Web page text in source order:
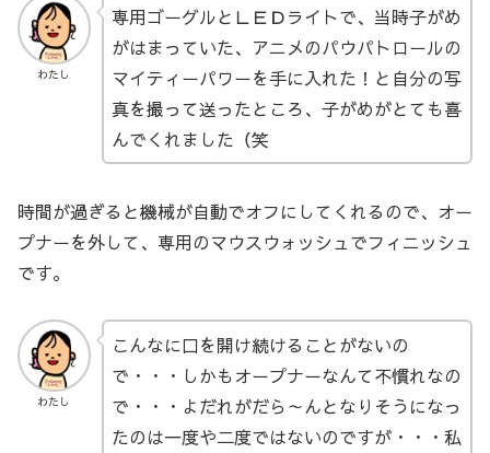
わたし
専用ゴーグルとＬＥＤライトで、当時子がめ
がはまっていた、アニメのパウパトロールの
マイティーパワーを手に入れた！と自分の写
真を撮って送ったところ、子がめがとても喜
んでくれました（笑
時間が過ぎると機械が自動でオフにしてくれるので、オー
プナーを外して、専用のマウスウォッシュでフィニッシュ
です。
わたし
こんなに口を開け続けることがないの
で・・・しかもオープナーなんて不慣れなの
で・・・よだれがだら～んとなりそうになっ
たのは一度や二度ではないのですが・・・私